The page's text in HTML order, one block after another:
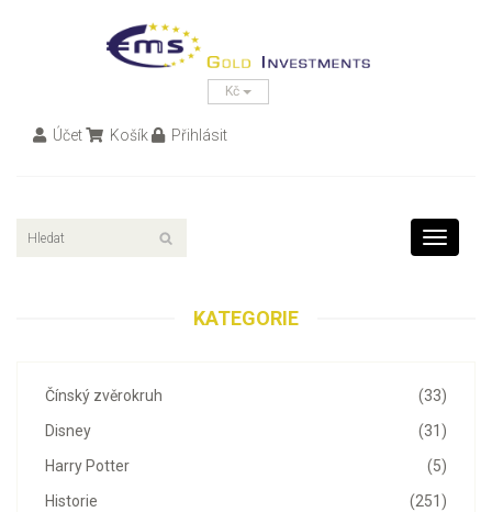
Kč
Účet Košík Přihlásit
Toggle
KATEGORIE
(33)
Čínský zvěrokruh
(31)
Disney
(5)
Harry Potter
(251)
Historie